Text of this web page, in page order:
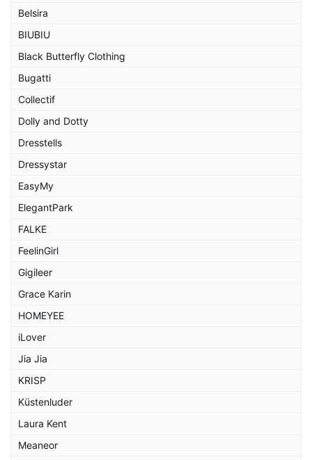
Belsira
BIUBIU
Black Butterfly Clothing
Bugatti
Collectif
Dolly and Dotty
Dresstells
Dressystar
EasyMy
ElegantPark
FALKE
FeelinGirl
Gigileer
Grace Karin
HOMEYEE
iLover
Jia Jia
KRISP
Küstenluder
Laura Kent
Meaneor